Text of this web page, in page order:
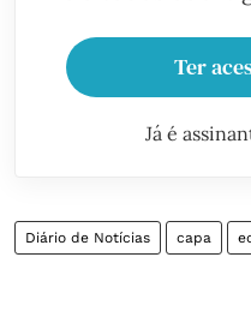
Ter
Já é
Diário de Notícias capa